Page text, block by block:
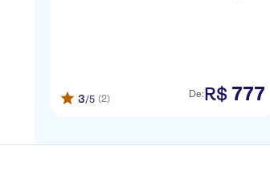
3/5 (2) De:R$ 777